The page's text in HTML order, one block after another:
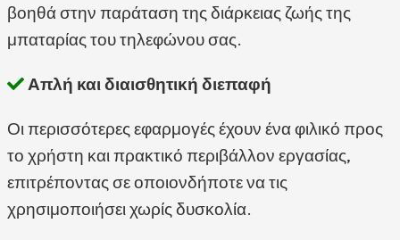
βοηθά στην παράταση της διάρκειας ζωής της
μπαταρίας του τηλεφώνου σας.
Απλή και διαισθητική διεπαφή
Οι περισσότερες εφαρμογές έχουν ένα φιλικό προς
το χρήστη και πρακτικό περιβάλλον εργασίας,
επιτρέποντας σε οποιονδήποτε να τις
χρησιμοποιήσει χωρίς δυσκολία.